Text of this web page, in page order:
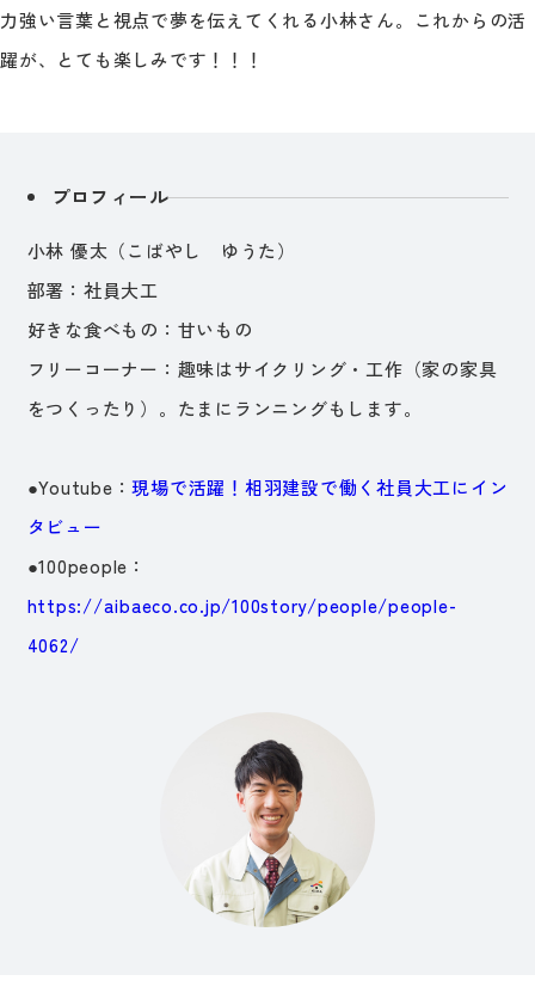
力強い言葉と視点で夢を伝えてくれる小林さん。これからの活
躍が、とても楽しみです！！！
プロフィール
小林 優太（こばやし ゆうた）
部署：社員大工
好きな食べもの：甘いもの
フリーコーナー：趣味はサイクリング・工作（家の家具
をつくったり）。たまにランニングもします。
●Youtube：現場で活躍！相羽建設で働く社員大工にイン
タビュー
●100people：
https://aibaeco.co.jp/100story/people/people-
4062/